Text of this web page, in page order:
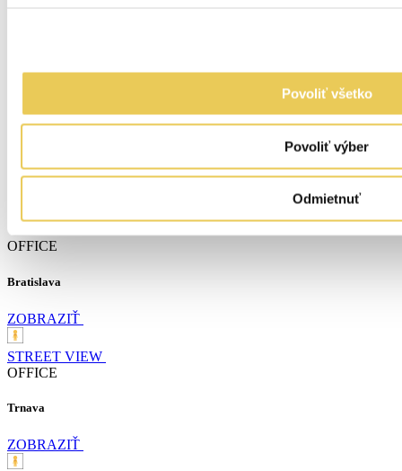
Povoliť všetko
Povoliť výber
Odmietnuť
OFFICE
Bratislava
ZOBRAZIŤ
STREET VIEW
OFFICE
Trnava
ZOBRAZIŤ